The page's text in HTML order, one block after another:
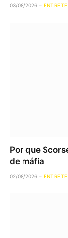
03/08/2026
Por que
de máfia
02/08/2026